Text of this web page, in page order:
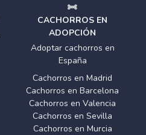
CACHORROS EN
ADOPCIÓN
Adoptar cachorros en
España
Cachorros en Madrid
Cachorros en Barcelona
Cachorros en Valencia
Cachorros en Sevilla
Cachorros en Murcia